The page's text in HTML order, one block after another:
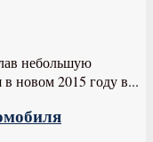
небольшую
новом 2015 году в...